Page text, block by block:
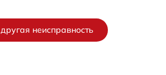
неисправность